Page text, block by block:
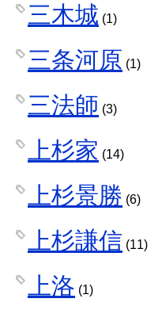
三木城 (1)
三条河原 (1)
三法師 (3)
上杉家 (14)
上杉景勝 (6)
上杉謙信 (11)
上洛 (1)